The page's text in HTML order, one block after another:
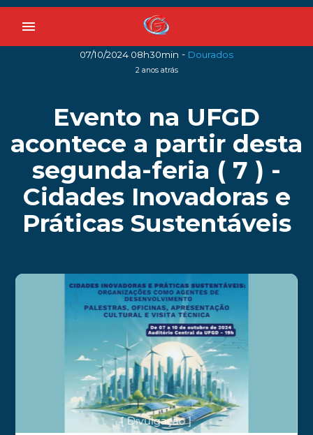
menu
07/10/2024 08h30min - Dourados
2 anos atrás
Evento na UFGD
acontece a partir desta
segunda-feria ( 7 ) -
Cidades Inovadoras e
Práticas Sustentáveis
[ Divulgação ]